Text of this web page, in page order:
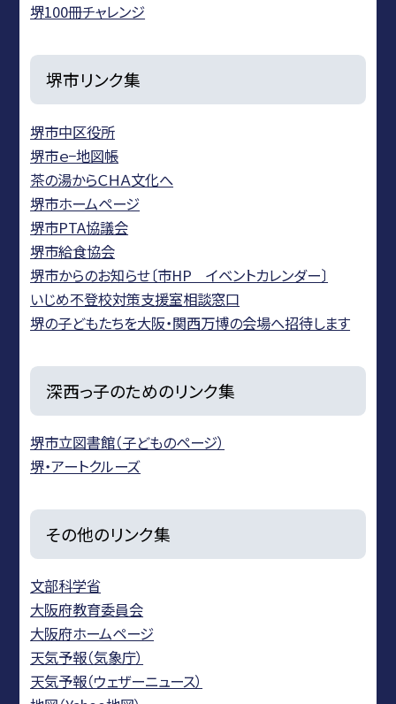
堺100冊チャレンジ
堺市リンク集
堺市中区役所
堺市ｅ−地図帳
茶の湯からＣＨＡ文化へ
堺市ホームページ
堺市PTA協議会
堺市給食協会
堺市からのお知らせ〔市HP イベントカレンダー〕
いじめ不登校対策支援室相談窓口
堺の子どもたちを大阪・関西万博の会場へ招待します
深西っ子のためのリンク集
堺市立図書館（子どものページ）
堺・アートクルーズ
その他のリンク集
文部科学省
大阪府教育委員会
大阪府ホームページ
天気予報（気象庁）
天気予報（ウェザーニュース）